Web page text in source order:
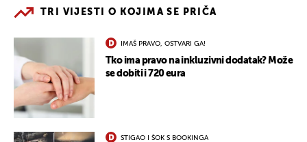
TRI VIJESTI O KOJIMA SE PRIČA
IMAŠ PRAVO, OSTVARI GA!
Tko ima pravo na inkluzivni dodatak? Može
se dobiti i 720 eura
STIGAO I ŠOK S BOOKINGA